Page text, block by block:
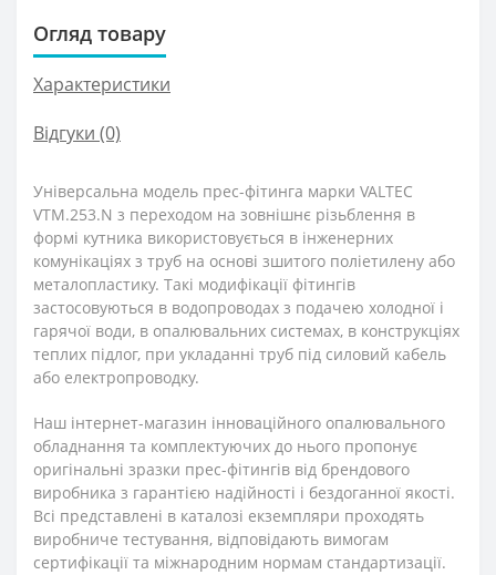
Огляд товару
Характеристики
Відгуки (0)
Універсальна модель прес-фітинга марки VALTEC
VTM.253.N з переходом на зовнішнє різьблення в
формі кутника використовується в інженерних
комунікаціях з труб на основі зшитого поліетилену або
металопластику. Такі модифікації фітингів
застосовуються в водопроводах з подачею холодної і
гарячої води, в опалювальних системах, в конструкціях
теплих підлог, при укладанні труб під силовий кабель
або електропроводку.
Наш інтернет-магазин інноваційного опалювального
обладнання та комплектуючих до нього пропонує
оригінальні зразки прес-фітингів від брендового
виробника з гарантією надійності і бездоганної якості.
Всі представлені в каталозі екземпляри проходять
виробниче тестування, відповідають вимогам
сертифікації та міжнародним нормам стандартизації.